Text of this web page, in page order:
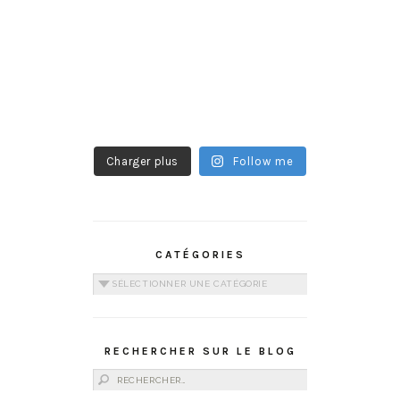
Charger plus Follow me
CATÉGORIES
Catégories
RECHERCHER SUR LE BLOG
Rechercher :